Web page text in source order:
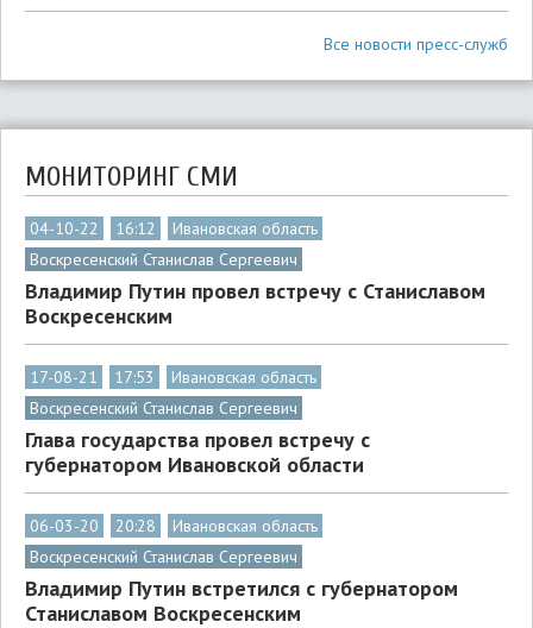
Все новости пресс-служб
МОНИТОРИНГ СМИ
04-10-22 16:12
Ивановская область
Воскресенский Станислав Сергеевич
Владимир Путин провел встречу с Станиславом
Воскресенским
17-08-21 17:53
Ивановская область
Воскресенский Станислав Сергеевич
Глава государства провел встречу с
губернатором Ивановской области
06-03-20 20:28
Ивановская область
Воскресенский Станислав Сергеевич
Владимир Путин встретился с губернатором
Станиславом Воскресенским